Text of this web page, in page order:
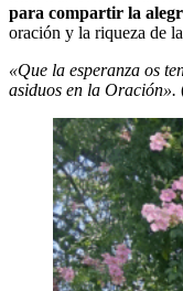
para compartir la
oración y la riqueza de
«Que la esperanza os
asiduos en la Oración».